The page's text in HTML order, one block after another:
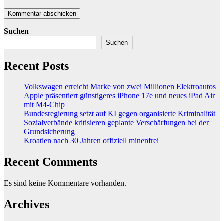
Suchen
Suchen
Recent Posts
Volkswagen erreicht Marke von zwei Millionen Elektroautos
Apple präsentiert günstigeres iPhone 17e und neues iPad Air
mit M4-Chip
Bundesregierung setzt auf KI gegen organisierte Kriminalität
Sozialverbände kritisieren geplante Verschärfungen bei der
Grundsicherung
Kroatien nach 30 Jahren offiziell minenfrei
Recent Comments
Es sind keine Kommentare vorhanden.
Archives